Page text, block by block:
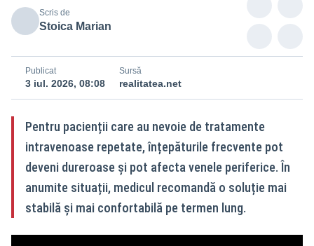
Scris de
Stoica Marian
Publicat
3 iul. 2026, 08:08
Sursă
realitatea.net
Pentru pacienții care au nevoie de tratamente
intravenoase repetate, înțepăturile frecvente pot
deveni dureroase și pot afecta venele periferice. În
anumite situații, medicul recomandă o soluție mai
stabilă și mai confortabilă pe termen lung.